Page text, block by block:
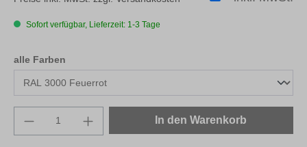
Sofort verfügbar, Lieferzeit: 1-3 Tage
alle Farben
Produkt Anzahl: Gib den gewünschten
In den Warenkorb